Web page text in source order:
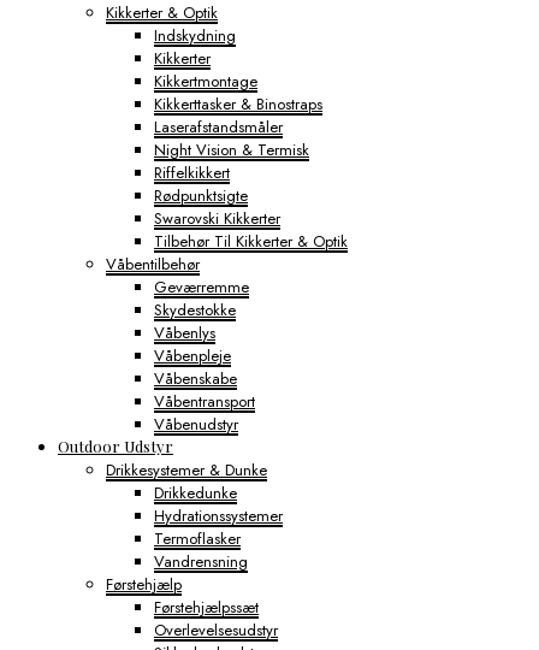
Kikkerter & Optik
Indskydning
Kikkerter
Kikkertmontage
Kikkerttasker & Binostraps
Laserafstandsmåler
Night Vision & Termisk
Riffelkikkert
Rødpunktsigte
Swarovski Kikkerter
Tilbehør Til Kikkerter & Optik
Våbentilbehør
Geværremme
Skydestokke
Våbenlys
Våbenpleje
Våbenskabe
Våbentransport
Våbenudstyr
Outdoor Udstyr
Drikkesystemer & Dunke
Drikkedunke
Hydrationssystemer
Termoflasker
Vandrensning
Førstehjælp
Førstehjælpssæt
Overlevelsesudstyr